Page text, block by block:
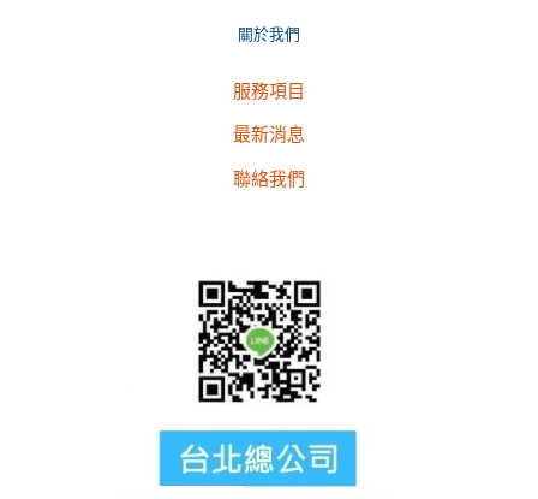
關於我們
服務項目
最新消息
聯絡我們